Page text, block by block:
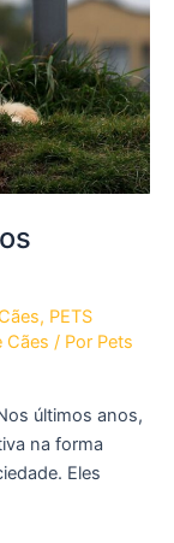
, PETS
Cães / Por Pets
últimos anos,
na forma
Eles